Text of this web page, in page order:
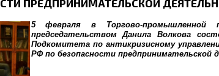
ПРЕДПРИНИМАТЕЛЬСКОЙ
5 февраля в Торгово-
председательством Данила Волкова
Подкомитета по антикризисному
РФ по безопасности предпринимательской